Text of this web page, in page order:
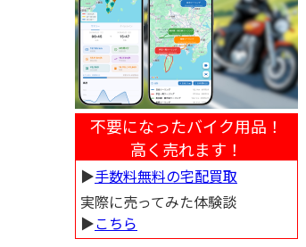
不要になったバイク用品！
高く売れます！
▶︎手数料無料の宅配買取
実際に売ってみた体験談
▶︎こちら